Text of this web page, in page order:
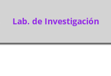
Lab. de Investigación